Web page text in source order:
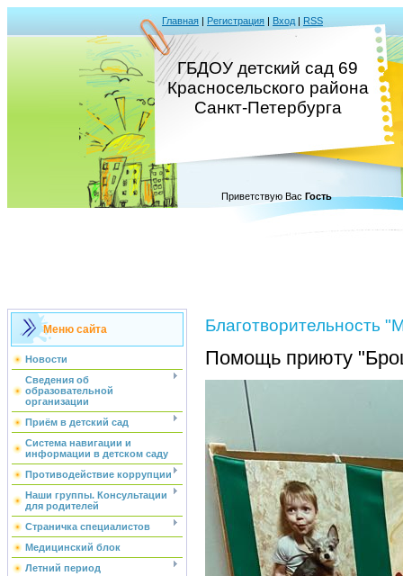
Главная | Регистрация | Вход | RSS
ГБДОУ детский сад 69
Красносельского района
Санкт-Петербурга
Приветствую Вас Гость
Меню сайта
Новости
Сведения об
образовательной
организации
Приём в детский сад
Система навигации и
информации в детском саду
Противодействие коррупции
Наши группы. Консультации
для родителей
Страничка специалистов
Медицинский блок
Летний период
Благотворительность
Помощь приюту